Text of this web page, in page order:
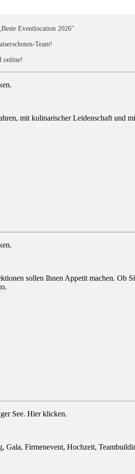
Eventlocation 2026"
Team!
online!
mit kulinarischer Leidenschaft und
sollen Ihnen Appetit machen. Ob
See. Hier klicken.
Gala, Firmenevent, Hochzeit,